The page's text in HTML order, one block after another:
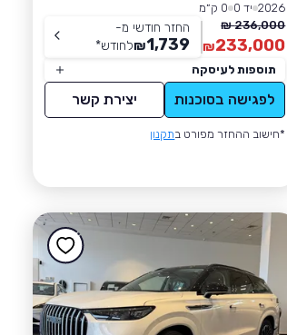
2026 יד 0
0 ק״מ
236,000 ₪
233,000
₪
החזר חודשי מ-
1,739
₪לחודש*
תוספות לעיסקה
לפגישה בסוכנות יצירת קשר
*חישוב ההחזר מפורט בתקנון